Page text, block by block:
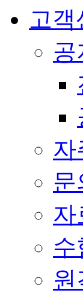
고객
공
자
문
자
수
원